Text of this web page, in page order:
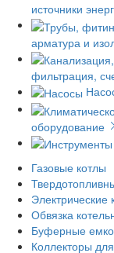
источники
арматура и
фильтрация,
оборудование
Газовые котлы
Электрические
Обвязка
Буферные
Коллекторы